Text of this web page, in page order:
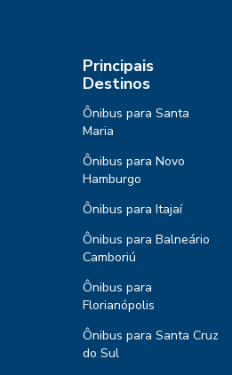
Principais
Destinos
Ônibus para Santa
Maria
Ônibus para Novo
Hamburgo
Ônibus para Itajaí
Ônibus para Balneário
Camboriú
Ônibus para
Florianópolis
Ônibus para Santa Cruz
do Sul